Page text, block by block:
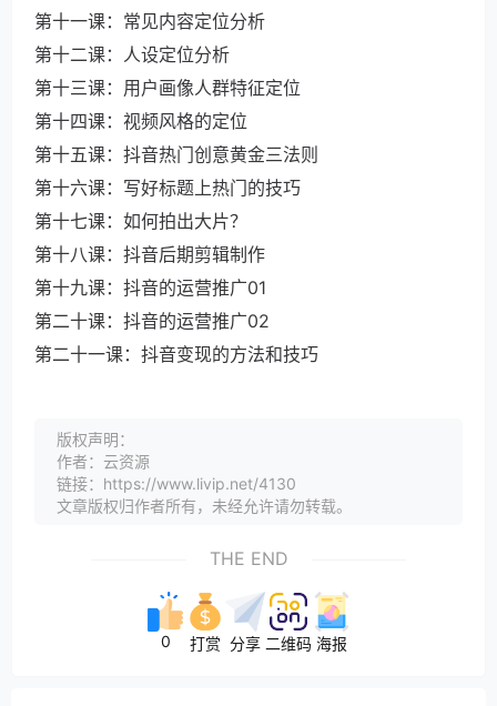
第十一课：常见内容定位分析
第十二课：人设定位分析
第十三课：用户画像人群特征定位
第十四课：视频风格的定位
第十五课：抖音热门创意黄金三法则
第十六课：写好标题上热门的技巧
第十七课：如何拍出大片？
第十八课：抖音后期剪辑制作
第十九课：抖音的运营推广01
第二十课：抖音的运营推广02
第二十一课：抖音变现的方法和技巧
版权声明：
作者：云资源
链接：https://www.livip.net/4130
文章版权归作者所有，未经允许请勿转载。
THE END
0 打赏 分享 二维码 海报